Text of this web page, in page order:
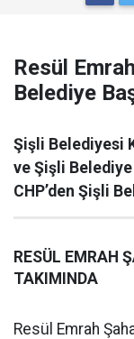
Resül
Belediye
Şişli Belediyesi
ve Şişli
CHP’den Şişli
RESÜL EMRAH
TAKIMINDA
Resül Emrah